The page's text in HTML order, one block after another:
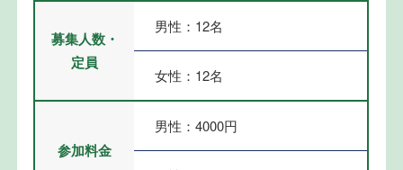
募集人数・
定員
男性：12名
女性：12名
参加料金
男性：4000円